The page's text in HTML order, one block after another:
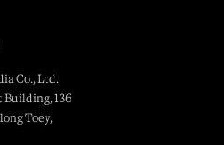
Co., Ltd.
Building, 136
Toey,